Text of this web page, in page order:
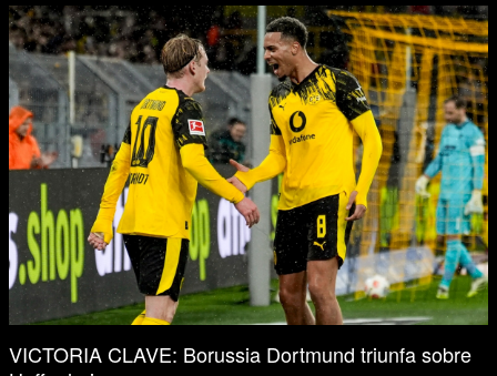
VICTORIA CLAVE: Borussia Dortmund triunfa sobre